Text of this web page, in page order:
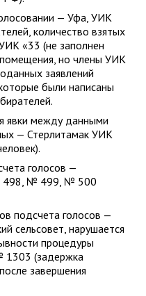
— Уфа, УИК
количество взятых
«33 (не заполнен
помещения, но члены УИК
заявлений
были написаны
явки между данными
— Стерлитамак УИК
голосов —
498, № 499, № 500
подсчета голосов —
сельсовет, нарушается
процедуры
1303 (задержка
завершения